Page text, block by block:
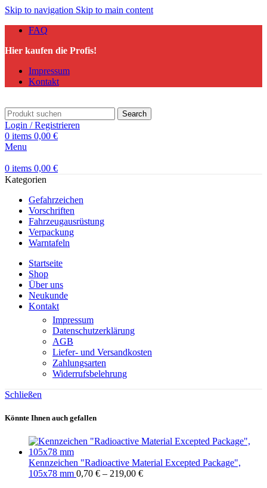
Skip to navigation Skip to main content
FAQ
Hier kaufen die Profis!
Impressum
Kontakt
Search
Login / Registrieren
0 items 0,00 €
Menu
0 items 0,00 €
Kategorien
Gefahrzeichen
Vorschriften
Fahrzeugausrüstung
Verpackung
Warntafeln
Startseite
Shop
Über uns
Neukunde
Kontakt
Impressum
Datenschutzerklärung
AGB
Liefer- und Versandkosten
Zahlungsarten
Widerrufsbelehrung
Schließen
Könnte Ihnen auch gefallen
Kennzeichen "Radioactive Material Excepted Package",
105x78 mm 0,70 € – 219,00 €